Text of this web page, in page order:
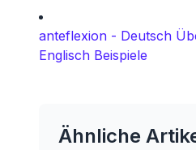
anteflexion - Deutsch
Englisch Beispiele
Ähnliche